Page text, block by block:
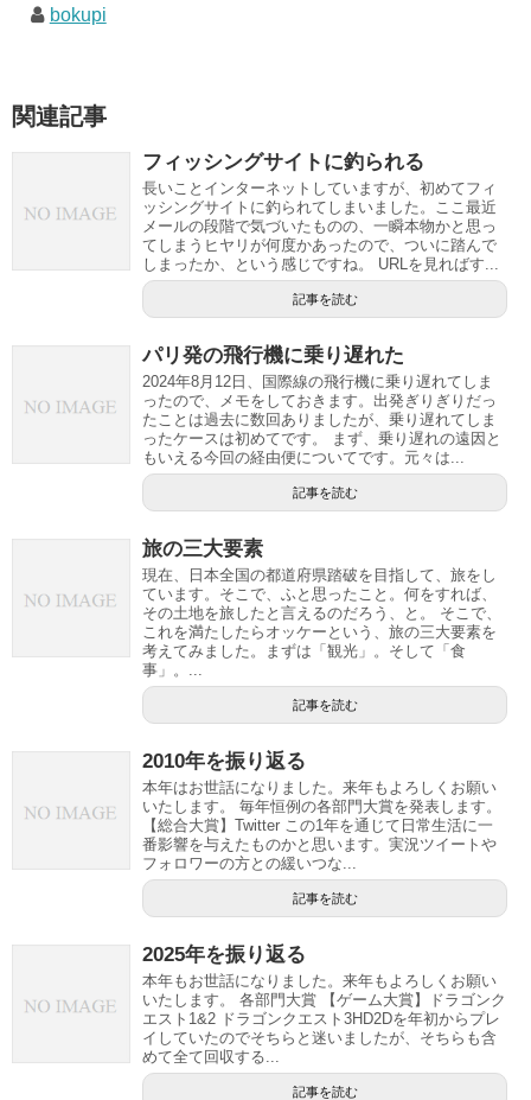
bokupi
関連記事
フィッシングサイトに釣られる
長いことインターネットしていますが、初めてフィ
ッシングサイトに釣られてしまいました。ここ最近
メールの段階で気づいたものの、一瞬本物かと思っ
てしまうヒヤリが何度かあったので、ついに踏んで
しまったか、という感じですね。 URLを見ればす...
記事を読む
パリ発の飛行機に乗り遅れた
2024年8月12日、国際線の飛行機に乗り遅れてしま
ったので、メモをしておきます。出発ぎりぎりだっ
たことは過去に数回ありましたが、乗り遅れてしま
ったケースは初めてです。 まず、乗り遅れの遠因と
もいえる今回の経由便についてです。元々は...
記事を読む
旅の三大要素
現在、日本全国の都道府県踏破を目指して、旅をし
ています。そこで、ふと思ったこと。何をすれば、
その土地を旅したと言えるのだろう、と。 そこで、
これを満たしたらオッケーという、旅の三大要素を
考えてみました。まずは「観光」。そして「食
事」。...
記事を読む
2010年を振り返る
本年はお世話になりました。来年もよろしくお願い
いたします。 毎年恒例の各部門大賞を発表します。
【総合大賞】Twitter この1年を通じて日常生活に一
番影響を与えたものかと思います。実況ツイートや
フォロワーの方との緩いつな...
記事を読む
2025年を振り返る
本年もお世話になりました。来年もよろしくお願い
いたします。 各部門大賞 【ゲーム大賞】ドラゴンク
エスト1&2 ドラゴンクエスト3HD2Dを年初からプレ
イしていたのでそちらと迷いましたが、そちらも含
めて全て回収する...
記事を読む